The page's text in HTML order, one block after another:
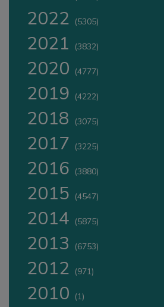
2022 (5305)
2021 (3832)
2020 (4777)
2019 (4222)
2018 (3075)
2017 (3225)
2016 (3880)
2015 (4547)
2014 (5875)
2013 (6753)
2012 (971)
2010 (1)